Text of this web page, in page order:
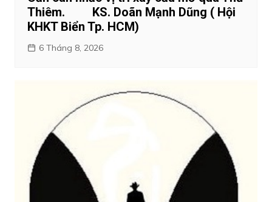
Thiêm. KS. Doãn Mạnh Dũng ( Hội
KHKT Biển Tp. HCM)
6 Tháng 8, 2026